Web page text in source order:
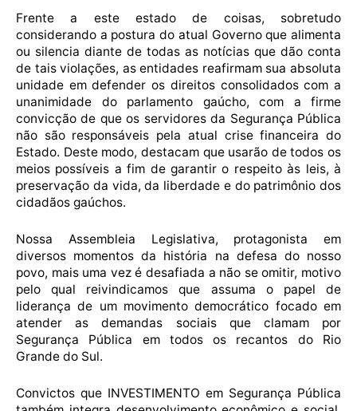
Frente a este estado de coisas, sobretudo
considerando a postura do atual Governo que alimenta
ou silencia diante de todas as notícias que dão conta
de tais violações, as entidades reafirmam sua absoluta
unidade em defender os direitos consolidados com a
unanimidade do parlamento gaúcho, com a firme
convicção de que os servidores da Segurança Pública
não são responsáveis pela atual crise financeira do
Estado. Deste modo, destacam que usarão de todos os
meios possíveis a fim de garantir o respeito às leis, à
preservação da vida, da liberdade e do patrimônio dos
cidadãos gaúchos.
Nossa Assembleia Legislativa, protagonista em
diversos momentos da história na defesa do nosso
povo, mais uma vez é desafiada a não se omitir, motivo
pelo qual reivindicamos que assuma o papel de
liderança de um movimento democrático focado em
atender as demandas sociais que clamam por
Segurança Pública em todos os recantos do Rio
Grande do Sul.
Convictos que INVESTIMENTO em Segurança Pública